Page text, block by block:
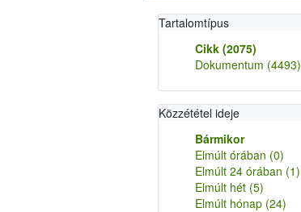
Tartalomtípus
Cikk (2075)
Dokumentum (4493)
Közzététel ideje
Bármikor
Elmúlt órában (0)
Elmúlt 24 órában (1)
Elmúlt hét (5)
Elmúlt hónap (24)